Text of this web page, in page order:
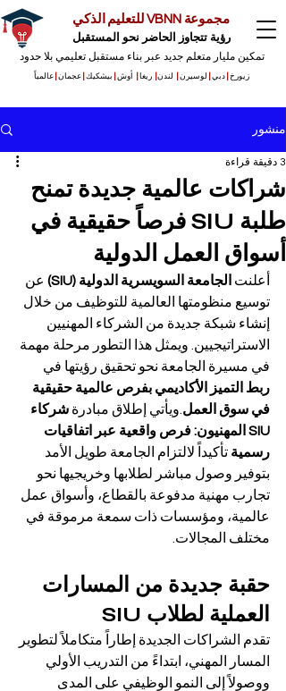
مجموعة VBNN للتعليم الذكي
رؤية تتجاوز الحاضر نحو المستقبل
تمكين مليار متعلم جديد عبر بناء مستقبل تعليمي بلا حدود
زيورخ دبي لوسيرن لندن ريغا أوش بيشكيك عجمان |عالمياً
منشور
شراكات عالمية جديدة تمنح
طلبة SIU فرصاً حقيقية في
أسواق العمل الدولية
3 دقيقة قراءة
أعلنت الجامعة السويسرية الدولية (SIU)
عن
توسيع منظومتها العالمية للتوظيف من خلال
إنشاء شبكة جديدة من الشركاء المهنيين
الاستراتيجيين. ويمثل هذا التطور مرحلة مهمة
في مسيرة الجامعة نحو تحقيق رؤيتها في
ربط التميز الأكاديمي بفرص عالمية حقيقية
في سوق العمل .ويأتي إطلاق مبادرة شركاء
SIU المهنيون: فرص واقعية عبر اتفاقيات
رسمية تأكيداً لالتزام الجامعة طويل الأمد
بتوفير وصول مباشر لطلابها وخريجيها نحو
تجارب مهنية مدفوعة بالقطاع، وأسواق عمل
عالمية، ومؤسسات ذات سمعة مرموقة في
مختلف المجالات.
حقبة جديدة من المسارات
العملية لطلاب SIU
تقدم الشراكات الجديدة إطاراً متكاملاً لتطوير
المسار المهني، ابتداءً من التدريب الأولي
ووصولاً إلى النمو الوظيفي على المدى